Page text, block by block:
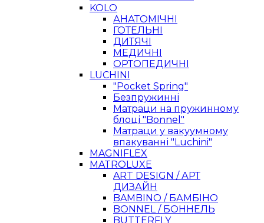
KOLO
АНАТОМІЧНІ
ГОТЕЛЬНІ
ДИТЯЧІ
МЕДИЧНІ
ОРТОПЕДИЧНІ
LUCHINI
"Pocket Spring"
Безпружинні
Матраци на пружинному
блоці "Bonnel"
Матраци у вакуумному
впакуванні "Luchini"
MAGNIFLEX
MATROLUXE
ART DESIGN / АРТ
ДИЗАЙН
BAMBINO / БАМБІНО
BONNEL / БОННЕЛЬ
BUTTERFLY